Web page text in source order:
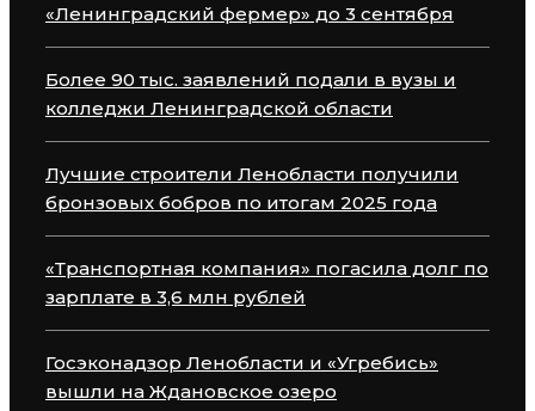
«Ленинградский фермер» до 3 сентября
Более 90 тыс. заявлений подали в вузы и
колледжи Ленинградской области
Лучшие строители Ленобласти получили
бронзовых бобров по итогам 2025 года
«Транспортная компания» погасила долг по
зарплате в 3,6 млн рублей
Госэконадзор Ленобласти и «Угребись»
вышли на Ждановское озеро